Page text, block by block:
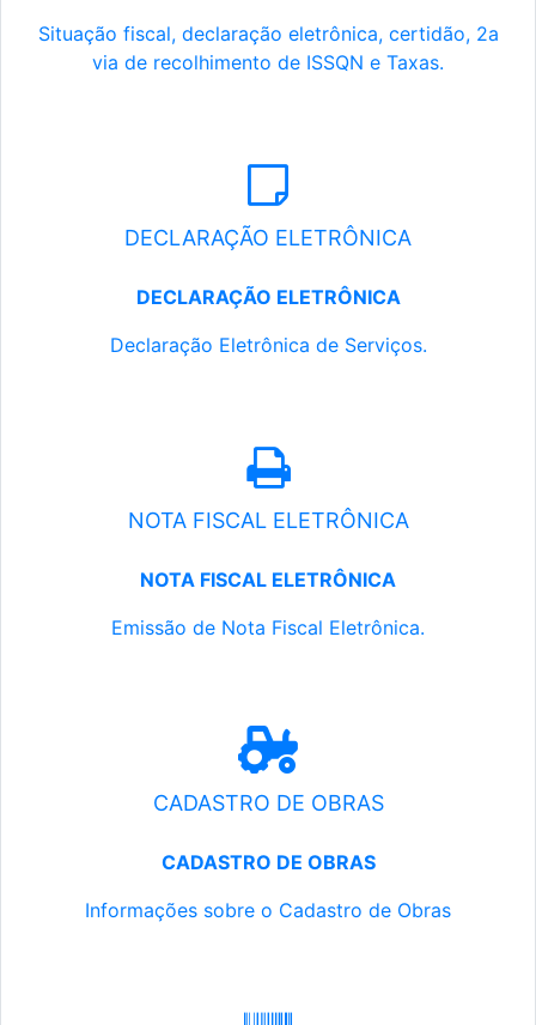
Situação fiscal, declaração eletrônica, certidão, 2a
via de recolhimento de ISSQN e Taxas.
DECLARAÇÃO ELETRÔNICA
DECLARAÇÃO ELETRÔNICA
Declaração Eletrônica de Serviços.
NOTA FISCAL ELETRÔNICA
NOTA FISCAL ELETRÔNICA
Emissão de Nota Fiscal Eletrônica.
CADASTRO DE OBRAS
CADASTRO DE OBRAS
Informações sobre o Cadastro de Obras